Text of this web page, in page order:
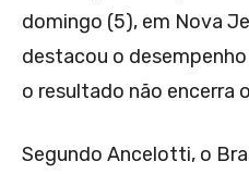
domingo (5), em Nova
destacou o
o resultado não encerra
Segundo Ancelotti, o